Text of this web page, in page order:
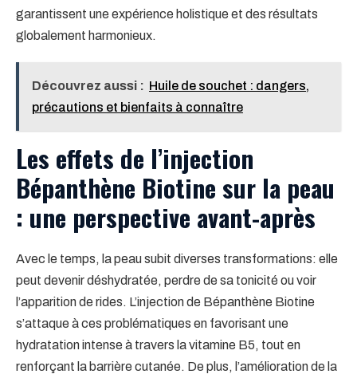
garantissent une expérience holistique et des résultats
globalement harmonieux.
Découvrez aussi : Huile de souchet : dangers,
précautions et bienfaits à connaître
Les effets de l’injection
Bépanthène Biotine sur la peau
: une perspective avant-après
Avec le temps, la peau subit diverses transformations: elle
peut devenir déshydratée, perdre de sa tonicité ou voir
l’apparition de rides. L’injection de Bépanthène Biotine
s’attaque à ces problématiques en favorisant une
hydratation intense à travers la vitamine B5, tout en
renforçant la barrière cutanée. De plus, l’amélioration de la